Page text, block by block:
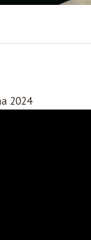
2024